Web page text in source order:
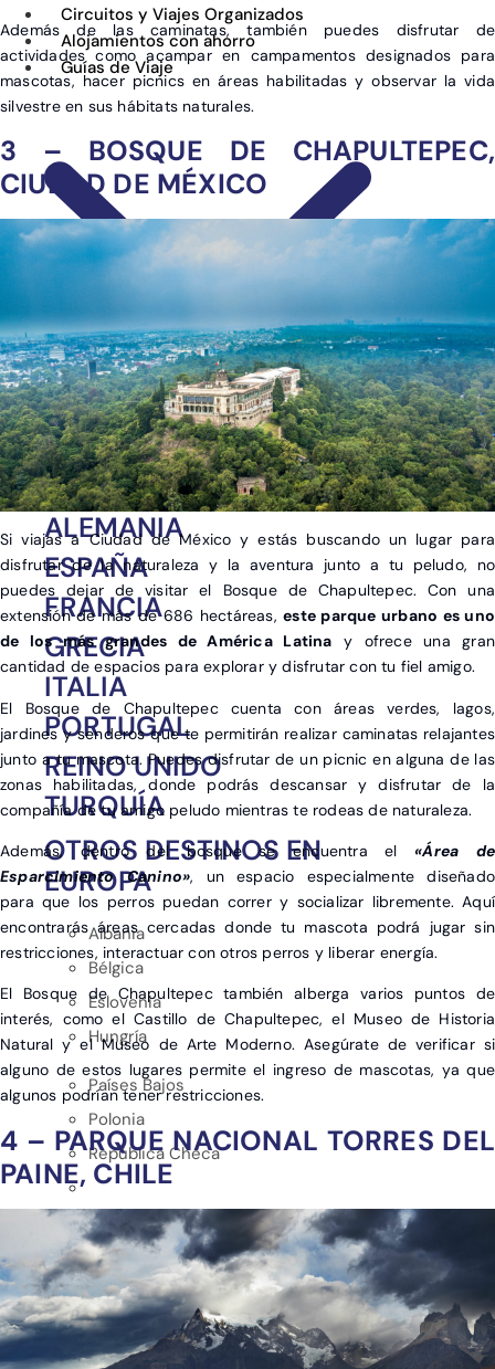
Circuitos y Viajes Organizados
Alojamientos con ahorro
Guías de Viaje
Europa África América
Asia
ALEMANIA
ESPAÑA
FRANCIA
GRECIA
ITALIA
PORTUGAL
REINO UNIDO
TURQUÍA
OTROS DESTINOS EN
EUROPA
Albania
Bélgica
Eslovenia
Hungría
Países Bajos
Polonia
República Checa
Además de las caminatas, también puedes disfrutar de
actividades como acampar en campamentos designados para
mascotas, hacer picnics en áreas habilitadas y observar la vida
silvestre en sus hábitats naturales.
3 – BOSQUE DE CHAPULTEPEC,
CIUDAD DE MÉXICO
Si viajas a Ciudad de México y estás buscando un lugar para
disfrutar de la naturaleza y la aventura junto a tu peludo, no
puedes dejar de visitar el Bosque de Chapultepec. Con una
extensión de más de 686 hectáreas,este parque urbano es uno
de los más grandes de América Latina y ofrece una gran
cantidad de espacios para explorar y disfrutar con tu fiel amigo.
El Bosque de Chapultepec cuenta con áreas verdes, lagos,
jardines y senderos que te permitirán realizar caminatas relajantes
junto a tu mascota. Puedes disfrutar de un picnic en alguna de las
zonas habilitadas, donde podrás descansar y disfrutar de la
compañía de tu amigo peludo mientras te rodeas de naturaleza.
Además, dentro del bosque se encuentra el«Área de
Esparcimiento Canino», un espacio especialmente diseñado
para que los perros puedan correr y socializar libremente. Aquí
encontrarás áreas cercadas donde tu mascota podrá jugar sin
restricciones, interactuar con otros perros y liberar energía.
El Bosque de Chapultepec también alberga varios puntos de
interés, como el Castillo de Chapultepec, el Museo de Historia
Natural y el Museo de Arte Moderno. Asegúrate de verificar si
alguno de estos lugares permite el ingreso de mascotas, ya que
algunos podrían tener restricciones.
4 – PARQUE NACIONAL TORRES DEL
PAINE, CHILE